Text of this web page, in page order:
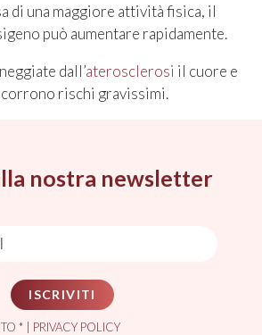
di una maggiore attività fisica, il
può aumentare rapidamente.
dall’aterosclerosi il cuore e
rischi gravissimi.
nostra newsletter
ISCRIVITI
* | PRIVACY POLICY